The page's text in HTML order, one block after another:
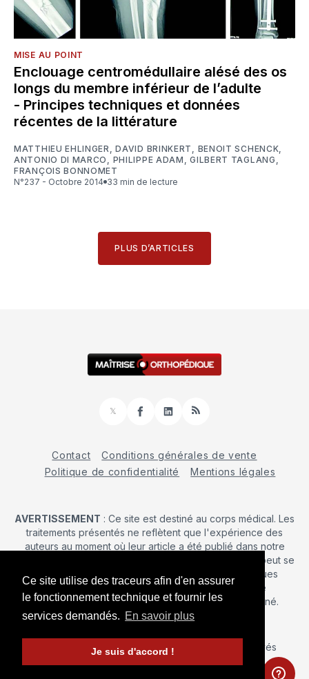
Ce site utilise des traceurs afin d'en assurer
le fonctionnement technique et fournir les
services demandés. En savoir plus
Je suis d'accord !
MISE AU POINT
Enclouage centromédullaire alésé des os
longs du membre inférieur de l’adulte
- Principes techniques et données
récentes de la littérature
MATTHIEU EHLINGER ,DAVID BRINKERT BENOIT SCHENCK
ANTONIO DI MARCO
PHILIPPE ADAM ,GILBERT TAGLANG
FRANÇOIS BONNOMET
N°237 - Octobre 2014
33 min de lecture
PLUS D’ARTICLES
𝕏
FacebookLinkedInRSS
Contact
Conditions générales de vente
Politique de confidentialité
Mentions légales
AVERTISSEMENT : Ce site est destiné au corps médical. Les
traitements présentés ne reflètent que l'expérience des
auteurs au moment où leur article a été publié dans notre
journal. La décision d’une intervention chirurgicale ne peut se
prendre qu'après un examen clinique. Les techniques
publiées ici ne sauraient justifier une quelconque
revendication de la part d'un soignant ou d'un soigné.
© 2026 Maîtrise Orthopédique – Tous droits réservés